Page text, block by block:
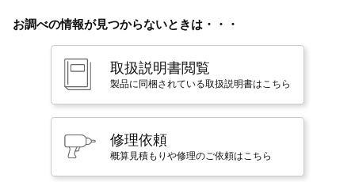
お調べの情報が見つからないときは・・・
取扱説明書閲覧
製品に同梱されている取扱説明書はこちら
修理依頼
概算見積もりや修理のご依頼はこちら